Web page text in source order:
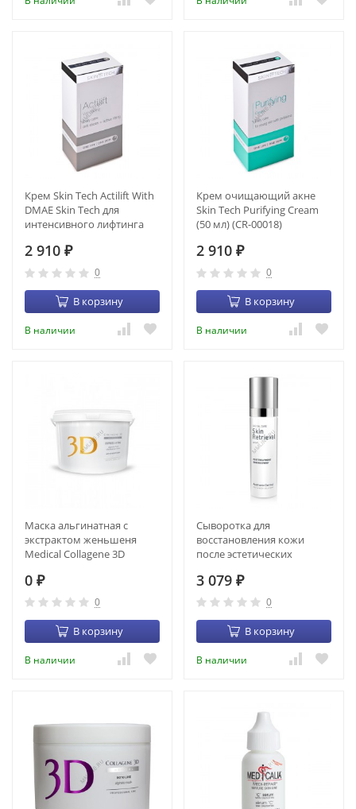
Крем Skin Tech Actilift With
DMAE Skin Tech для
интенсивного лифтинга
2 910 ₽
0
В корзину
В наличии
Крем очищающий акне
Skin Tech Purifying Cream
(50 мл) (CR-00018)
2 910 ₽
0
В корзину
В наличии
Маска альгинатная с
экстрактом женьшеня
Medical Collagene 3D
(MM27)
0 ₽
0
В корзину
В наличии
Сыворотка для
восстановления кожи
после эстетических
AD Skin Retrieval (50 мл)
3 079 ₽
0
В корзину
В наличии